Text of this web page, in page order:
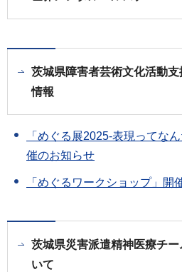
茨城県障害者芸術文化活動
情報
「めぐる展2025-表現ってな
催のお知らせ
「めぐるワークショップ」開
茨城県災害派遣精神医療チ
いて